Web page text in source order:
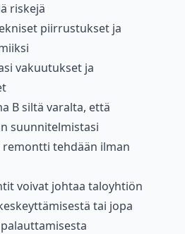
riskejä
piirrustukset ja
vakuutukset ja
B siltä varalta, että
suunnitelmistasi
tehdään ilman
voivat johtaa taloyhtiön
tai jopa